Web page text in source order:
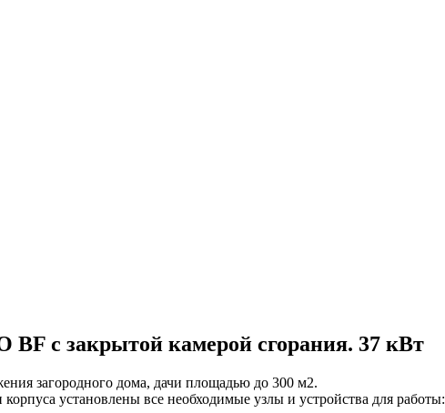
с закрытой камерой сгорания. 37 кВт
загородного дома, дачи площадью до 300 м2.
установлены все необходимые узлы и устройства для работы: